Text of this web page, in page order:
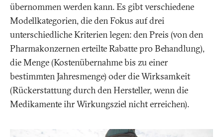
übernommen werden kann. Es gibt verschiedene
Modellkategorien, die den Fokus auf drei
unterschiedliche Kriterien legen: den Preis (von den
Pharmakonzernen erteilte Rabatte pro Behandlung),
die Menge (Kostenübernahme bis zu einer
bestimmten Jahresmenge) oder die Wirksamkeit
(Rückerstattung durch den Hersteller, wenn die
Medikamente ihr Wirkungsziel nicht erreichen).